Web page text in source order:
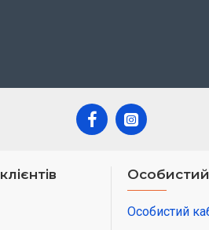
Особистий
Особистий